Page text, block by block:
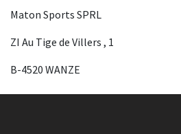
Maton Sports SPRL
ZI Au Tige de Villers , 1
B-4520 WANZE